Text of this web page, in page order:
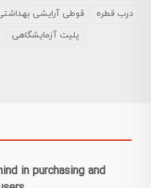
قوطی آرایشی
درب قطره
پلیت آزمایشگاهی
in purchasing and